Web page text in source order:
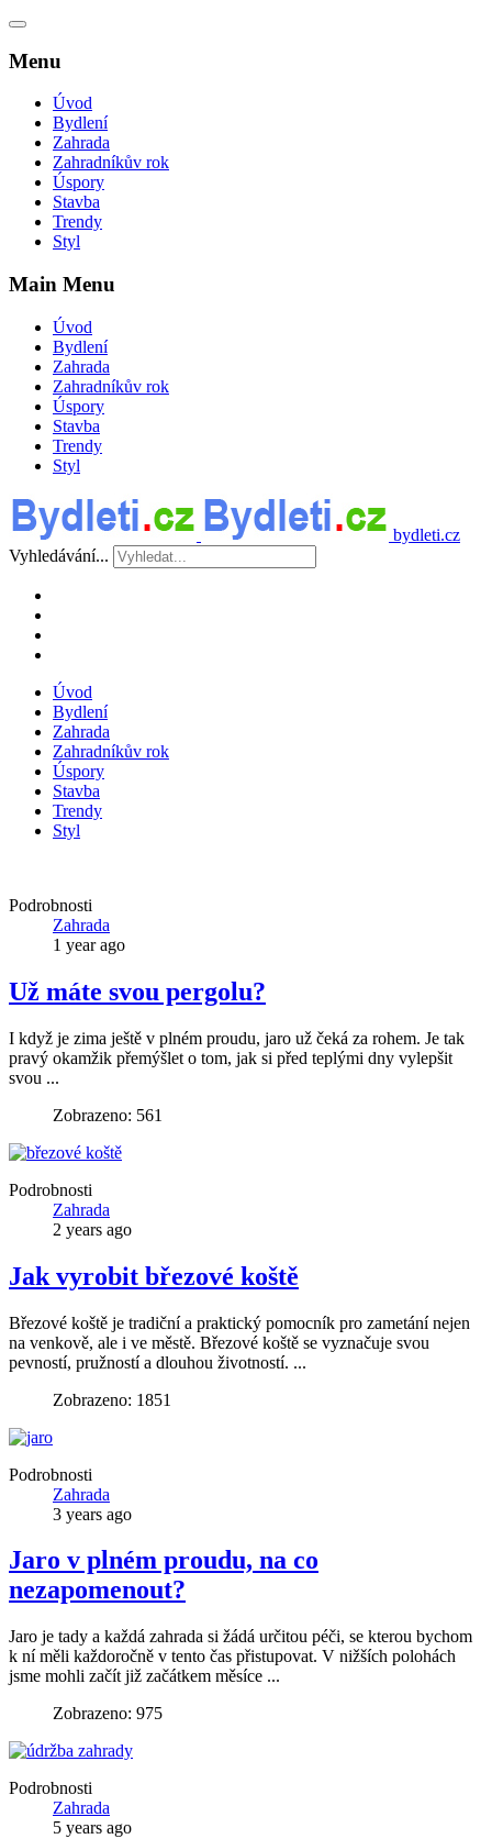
Menu
Úvod
Bydlení
Zahrada
Zahradníkův rok
Úspory
Stavba
Trendy
Styl
Main Menu
Úvod
Bydlení
Zahrada
Zahradníkův rok
Úspory
Stavba
Trendy
Styl
bydleti.cz
Vyhledávání...
Úvod
Bydlení
Zahrada
Zahradníkův rok
Úspory
Stavba
Trendy
Styl
Podrobnosti
Zahrada
1 year ago
Už máte svou pergolu?
I když je zima ještě v plném proudu, jaro už čeká za rohem. Je tak
pravý okamžik přemýšlet o tom, jak si před teplými dny vylepšit
svou ...
Zobrazeno: 561
Podrobnosti
Zahrada
2 years ago
Jak vyrobit březové koště
Březové koště je tradiční a praktický pomocník pro zametání nejen
na venkově, ale i ve městě. Březové koště se vyznačuje svou
pevností, pružností a dlouhou životností. ...
Zobrazeno: 1851
Podrobnosti
Zahrada
3 years ago
Jaro v plném proudu, na co
nezapomenout?
Jaro je tady a každá zahrada si žádá určitou péči, se kterou bychom
k ní měli každoročně v tento čas přistupovat. V nižších polohách
jsme mohli začít již začátkem měsíce ...
Zobrazeno: 975
Podrobnosti
Zahrada
5 years ago